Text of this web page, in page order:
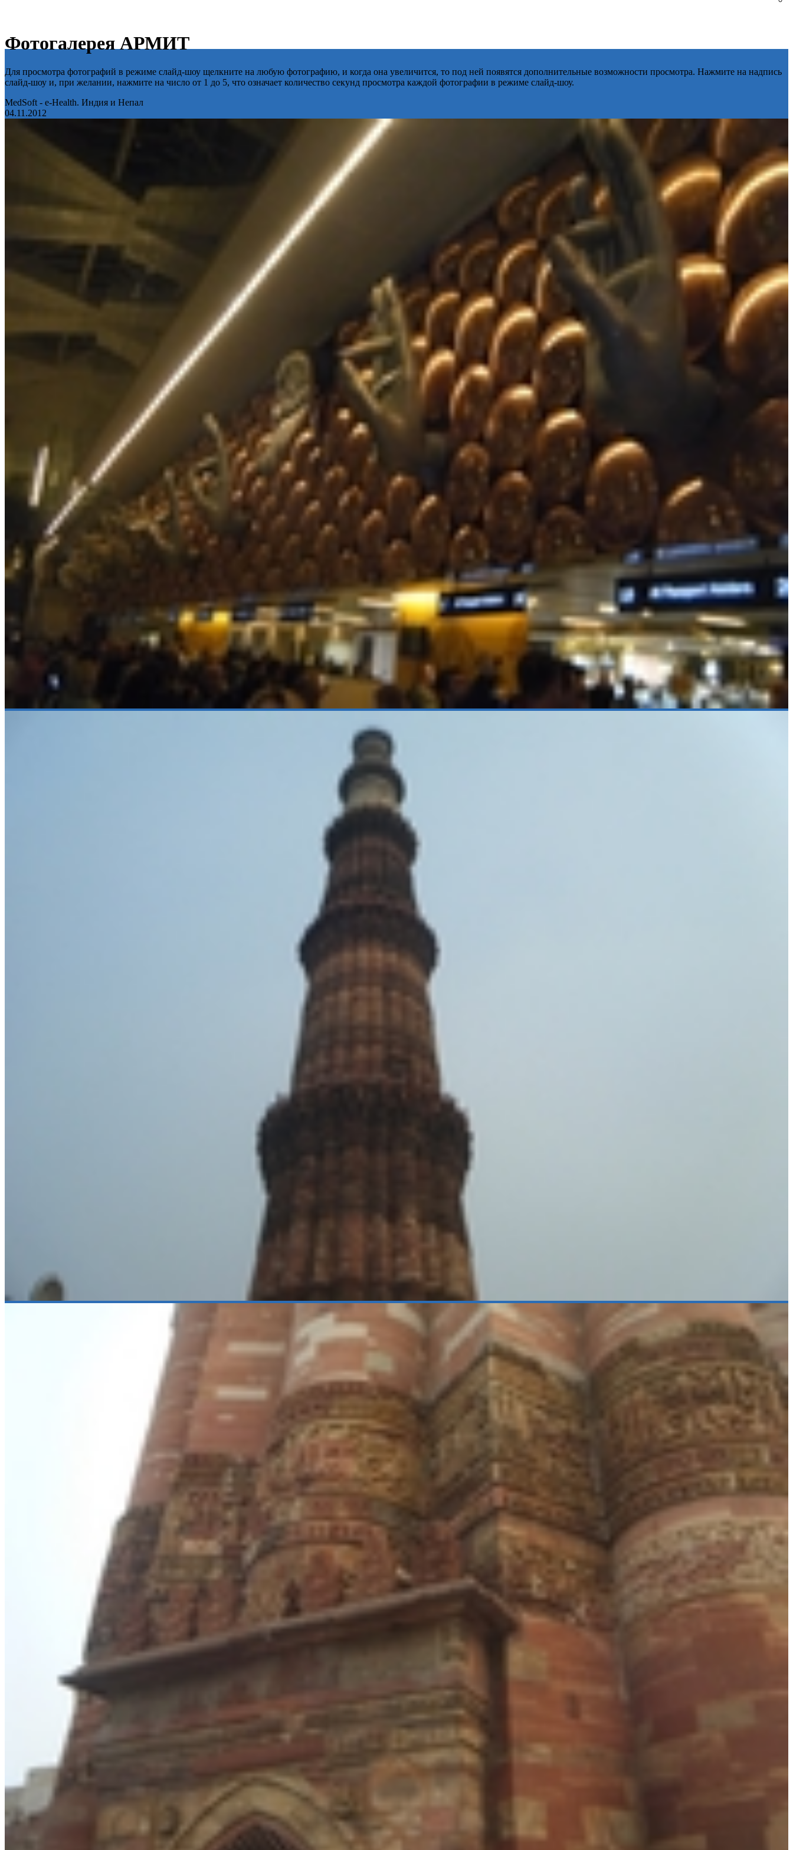
Фотогалерея АРМИТ
Для просмотра фотографий в режиме слайд-шоу щелкните на любую фотографию, и когда она увеличится, то под ней появятся дополнительные возможности просмотра. Нажмите на надпись
слайд-шоу и, при желании, нажмите на число от 1 до 5, что означает количество секунд просмотра каждой фотографии в режиме слайд-шоу.
MedSoft - e-Health. Индия и Непал
04.11.2012